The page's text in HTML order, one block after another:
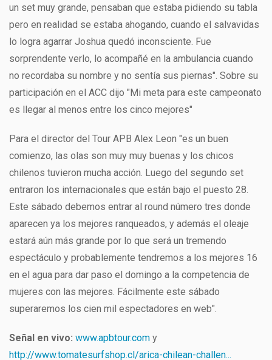
un set muy grande, pensaban que estaba pidiendo su tabla
pero en realidad se estaba ahogando, cuando el salvavidas
lo logra agarrar Joshua quedó inconsciente. Fue
sorprendente verlo, lo acompañé en la ambulancia cuando
no recordaba su nombre y no sentía sus piernas". Sobre su
participación en el ACC dijo "Mi meta para este campeonato
es llegar al menos entre los cinco mejores"
Para el director del Tour APB Alex Leon "es un buen
comienzo, las olas son muy muy buenas y los chicos
chilenos tuvieron mucha acción. Luego del segundo set
entraron los internacionales que están bajo el puesto 28.
Este sábado debemos entrar al round número tres donde
aparecen ya los mejores ranqueados, y además el oleaje
estará aún más grande por lo que será un tremendo
espectáculo y probablemente tendremos a los mejores 16
en el agua para dar paso el domingo a la competencia de
mujeres con las mejores. Fácilmente este sábado
superaremos los cien mil espectadores en web".
Señal en vivo: www.apbtour.com y
http://www.tomatesurfshop.cl/arica-chilean-challen...